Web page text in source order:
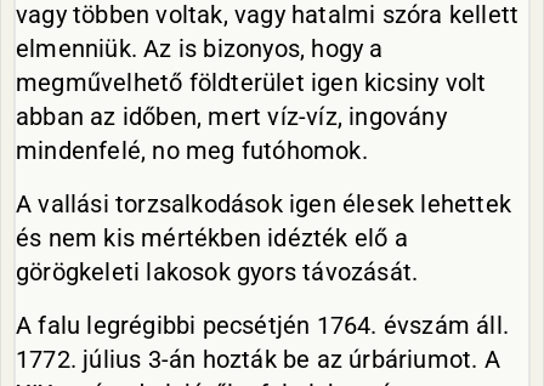
vagy többen voltak, vagy hatalmi szóra kellett
elmenniük. Az is bizonyos, hogy a
megművelhető földterület igen kicsiny volt
abban az időben, mert víz-víz, ingovány
mindenfelé, no meg futóhomok.
A vallási torzsalkodások igen élesek lehettek
és nem kis mértékben idézték elő a
görögkeleti lakosok gyors távozását.
A falu legrégibbi pecsétjén 1764. évszám áll.
1772. július 3-án hozták be az úrbáriumot. A